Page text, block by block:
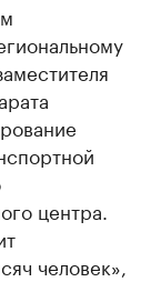
центра.
человек»,